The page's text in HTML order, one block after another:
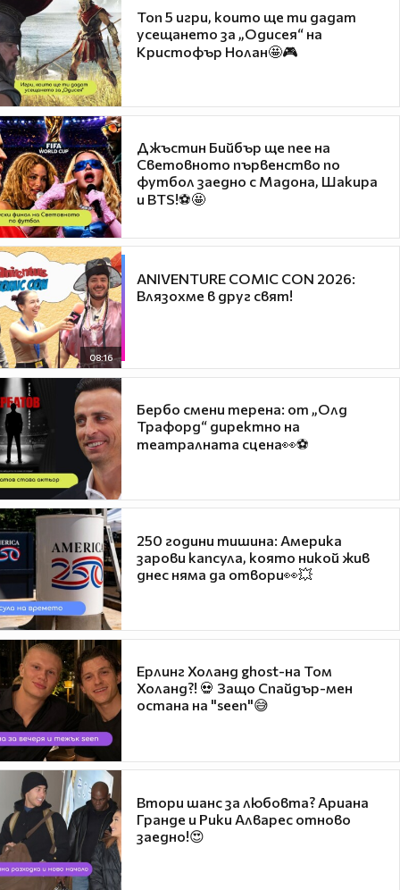
Топ 5 игри, които ще ти дадат
усещането за „Одисея“ на
Кристофър Нолан🤩🎮
Джъстин Бийбър ще пее на
Световното първенство по
футбол заедно с Мадона, Шакира
и BTS!⚽🤩
08:16
ANIVENTURE COMIC CON 2026:
Влязохме в друг свят!
Бербо смени терена: от „Олд
Трафорд“ директно на
театралната сцена👀⚽
250 години тишина: Америка
зарови капсула, която никой жив
днес няма да отвори👀💥
Ерлинг Холанд ghost-на Том
Холанд?! 💀 Защо Спайдър-мен
остана на "seen"😅
Втори шанс за любовта? Ариана
Гранде и Рики Алварес отново
заедно!😍